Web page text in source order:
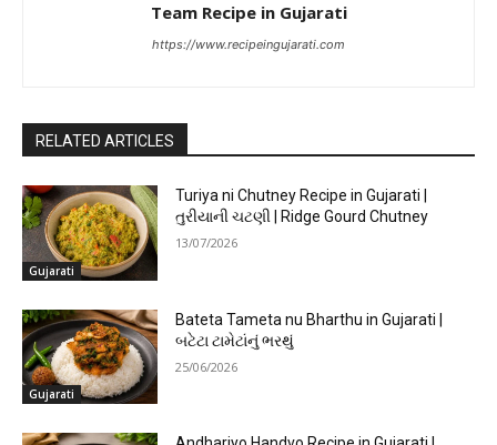
Team Recipe in Gujarati
https://www.recipeingujarati.com
RELATED ARTICLES
Gujarati
Turiya ni Chutney Recipe in Gujarati |
તુરીયાની ચટણી | Ridge Gourd Chutney
13/07/2026
Gujarati
Bateta Tameta nu Bharthu in Gujarati |
બટેટા ટામેટાંનું ભરથું
25/06/2026